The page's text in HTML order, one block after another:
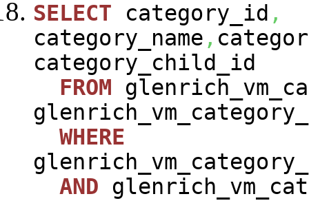
SELECT category_id ,
category_name ,
category_child_id
FROM
WHERE
AND